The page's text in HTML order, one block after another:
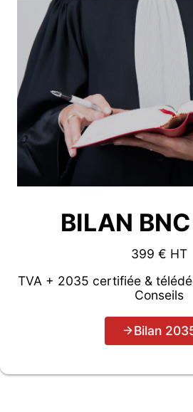
BILAN
399 € HT
TVA + 2035 certifiée &
Conseils
Bilan